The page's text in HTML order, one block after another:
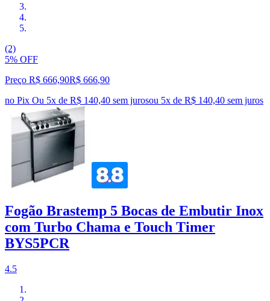
(2)
5% OFF
Preço R$ 666,90R$ 666,90
no Pix Ou 5x de R$ 140,40 sem jurosou 5x de R$ 140,40 sem juros
Fogão Brastemp 5 Bocas de Embutir Inox
com Turbo Chama e Touch Timer
BYS5PCR
4.5